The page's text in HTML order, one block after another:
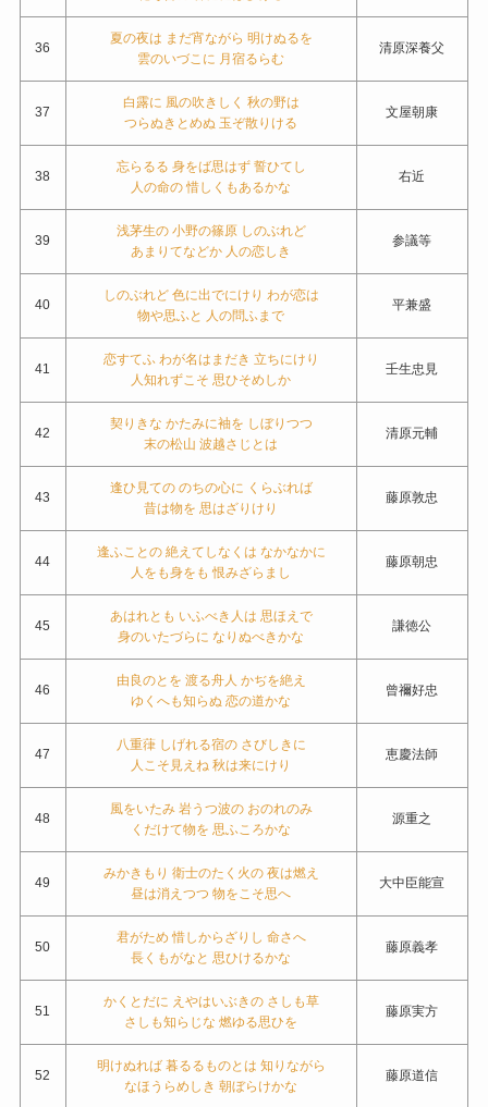
36
夏の夜は まだ宵ながら 明けぬるを
雲のいづこに 月宿るらむ
清原深養父
37
白露に 風の吹きしく 秋の野は
つらぬきとめぬ 玉ぞ散りける
文屋朝康
38
忘らるる 身をば思はず 誓ひてし
人の命の 惜しくもあるかな
右近
39
浅茅生の 小野の篠原 しのぶれど
あまりてなどか 人の恋しき
参議等
40
しのぶれど 色に出でにけり わが恋は
物や思ふと 人の問ふまで
平兼盛
41
恋すてふ わが名はまだき 立ちにけり
人知れずこそ 思ひそめしか
壬生忠見
42
契りきな かたみに袖を しぼりつつ
末の松山 波越さじとは
清原元輔
43
逢ひ見ての のちの心に くらぶれば
昔は物を 思はざりけり
藤原敦忠
44
逢ふことの 絶えてしなくは なかなかに
人をも身をも 恨みざらまし
藤原朝忠
45
あはれとも いふべき人は 思ほえで
身のいたづらに なりぬべきかな
謙徳公
46
由良のとを 渡る舟人 かぢを絶え
ゆくへも知らぬ 恋の道かな
曾禰好忠
47
八重葎 しげれる宿の さびしきに
人こそ見えね 秋は来にけり
恵慶法師
48
風をいたみ 岩うつ波の おのれのみ
くだけて物を 思ふころかな
源重之
49
みかきもり 衛士のたく火の 夜は燃え
昼は消えつつ 物をこそ思へ
大中臣能宣
50
君がため 惜しからざりし 命さへ
長くもがなと 思ひけるかな
藤原義孝
51
かくとだに えやはいぶきの さしも草
さしも知らじな 燃ゆる思ひを
藤原実方
52
明けぬれば 暮るるものとは 知りながら
なほうらめしき 朝ぼらけかな
藤原道信